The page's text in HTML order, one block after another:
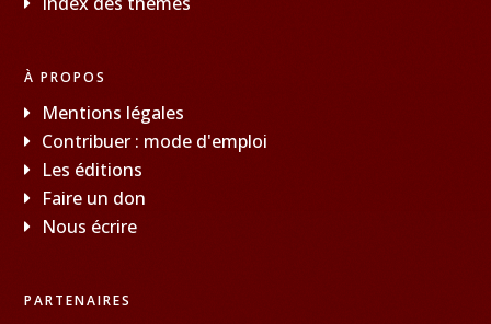
À PROPOS
Mentions légales
Contribuer : mode d'emploi
Les éditions
Faire un don
Nous écrire
PARTENAIRES